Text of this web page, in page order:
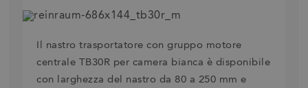
Il nastro trasportatore con gruppo motore
centrale TB30R per camera bianca è disponibile
con larghezza del nastro da 80 a 250 mm e